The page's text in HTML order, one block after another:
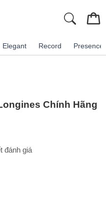
Elegant Record Presence
Chính Hãng
đánh giá